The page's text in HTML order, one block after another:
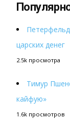
царских денег
2.5k просмотра
Тимур
кайфую»
1.6k просмотров